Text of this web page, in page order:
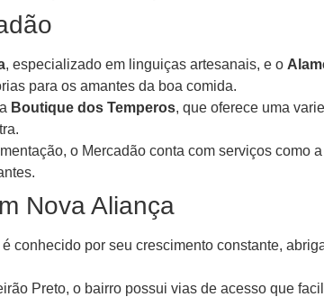
, especializado em linguiças artesanais, e o
para os amantes da boa comida.
Boutique dos Temperos, que oferece uma
o Mercadão conta com serviços como a
Nova Aliança
conhecido por seu crescimento constante,
Preto, o bairro possui vias de acesso que